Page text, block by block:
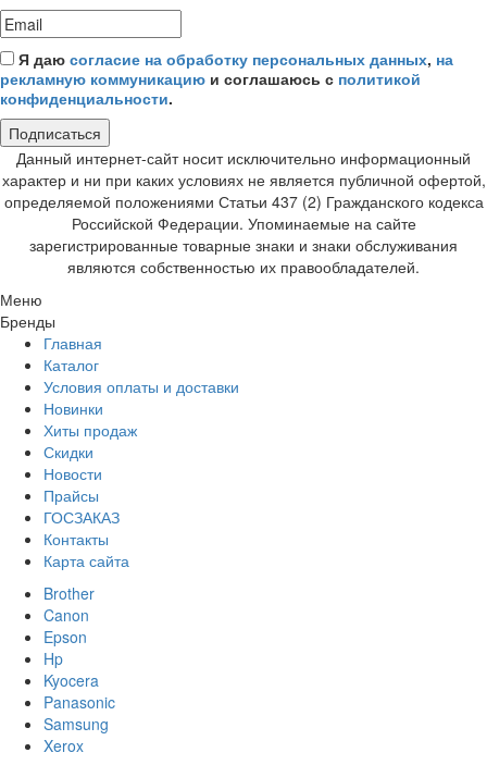
Я даю согласие на обработку персональных данных, на
рекламную коммуникацию и соглашаюсь с политикой
конфиденциальности.
Подписаться
Данный интернет-сайт носит исключительно информационный
характер и ни при каких условиях не является публичной офертой,
определяемой положениями Статьи 437 (2) Гражданского кодекса
Российской Федерации. Упоминаемые на сайте
зарегистрированные товарные знаки и знаки обслуживания
являются собственностью их правообладателей.
Меню
Бренды
Главная
Каталог
Условия оплаты и доставки
Новинки
Хиты продаж
Скидки
Новости
Прайсы
ГОСЗАКАЗ
Контакты
Карта сайта
Brother
Canon
Epson
Hp
Kyocera
Panasonic
Samsung
Xerox